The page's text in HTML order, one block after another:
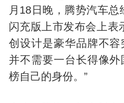
a
月18日晚，腾势汽车
闪充版上市发布会上表
创设计是豪华品牌不
并不需要一台长得像
榜自己的身份。”